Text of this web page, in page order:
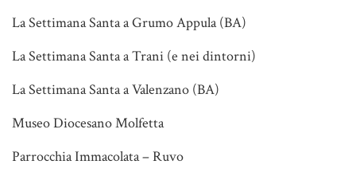
La Settimana Santa a Grumo Appula (BA)
La Settimana Santa a Trani (e nei dintorni)
La Settimana Santa a Valenzano (BA)
Museo Diocesano Molfetta
Parrocchia Immacolata – Ruvo